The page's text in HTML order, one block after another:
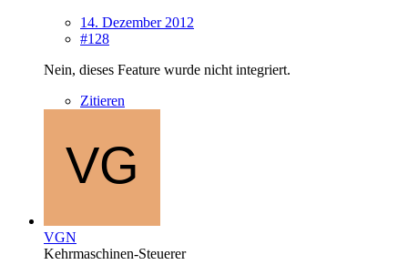
14. Dezember 2012
#128
Nein, dieses Feature wurde nicht integriert.
Zitieren
VGN
Kehrmaschinen-Steuerer